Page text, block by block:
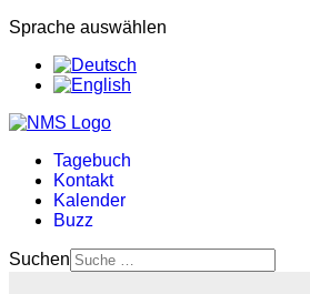
Sprache auswählen
Tagebuch
Kontakt
Kalender
Buzz
Suchen